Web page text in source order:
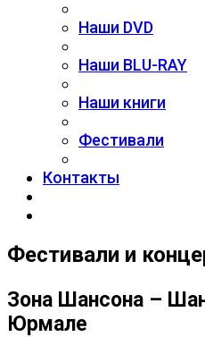
Наши DVD
Наши BLU-RAY
Наши книги
Фестивали
Контакты
Фестивали и
Зона Шансона –
Юрмале